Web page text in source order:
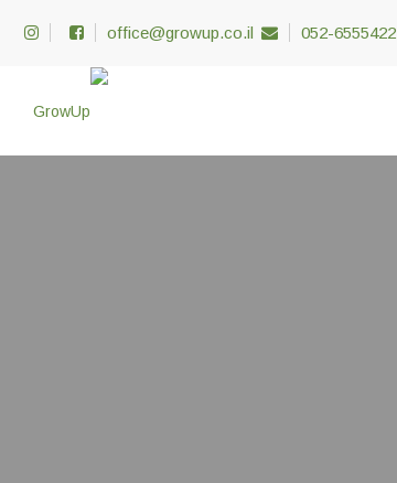
office@growup.co.il 052-6555422